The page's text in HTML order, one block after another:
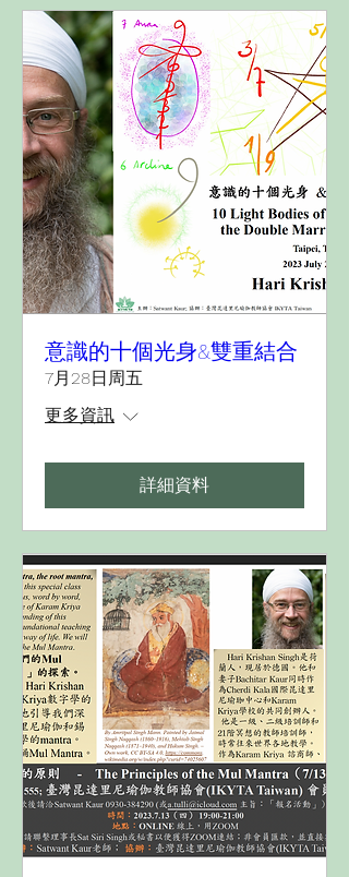
意識的十個光身&雙重結合
7月28日周五
更多資訊
詳細資料